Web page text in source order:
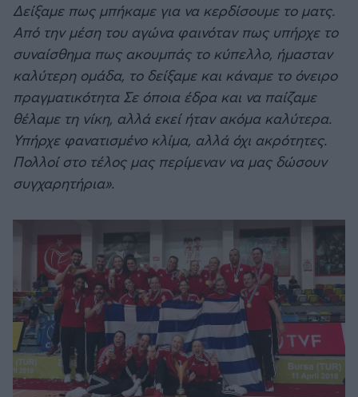
Δείξαμε πως μπήκαμε για να κερδίσουμε το ματς.
Από την μέση του αγώνα φαινόταν πως υπήρχε το
συναίσθημα πως ακουμπάς το κύπελλο, ήμασταν
καλύτερη ομάδα, το δείξαμε και κάναμε το όνειρο
πραγματικότητα Σε όποια έδρα και να παίζαμε
θέλαμε τη νίκη, αλλά εκεί ήταν ακόμα καλύτερα.
Υπήρχε φανατισμένο κλίμα, αλλά όχι ακρότητες.
Πολλοί στο τέλος μας περίμεναν να μας δώσουν
συγχαρητήρια».